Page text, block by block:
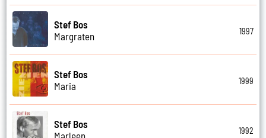
Stef Bos
Margraten
1997
Stef Bos
Maria
1999
Stef Bos
Marleen
1992